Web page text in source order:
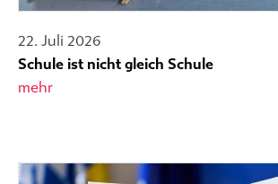
22. Juli 2026
Schule ist nicht gleich Schule
mehr